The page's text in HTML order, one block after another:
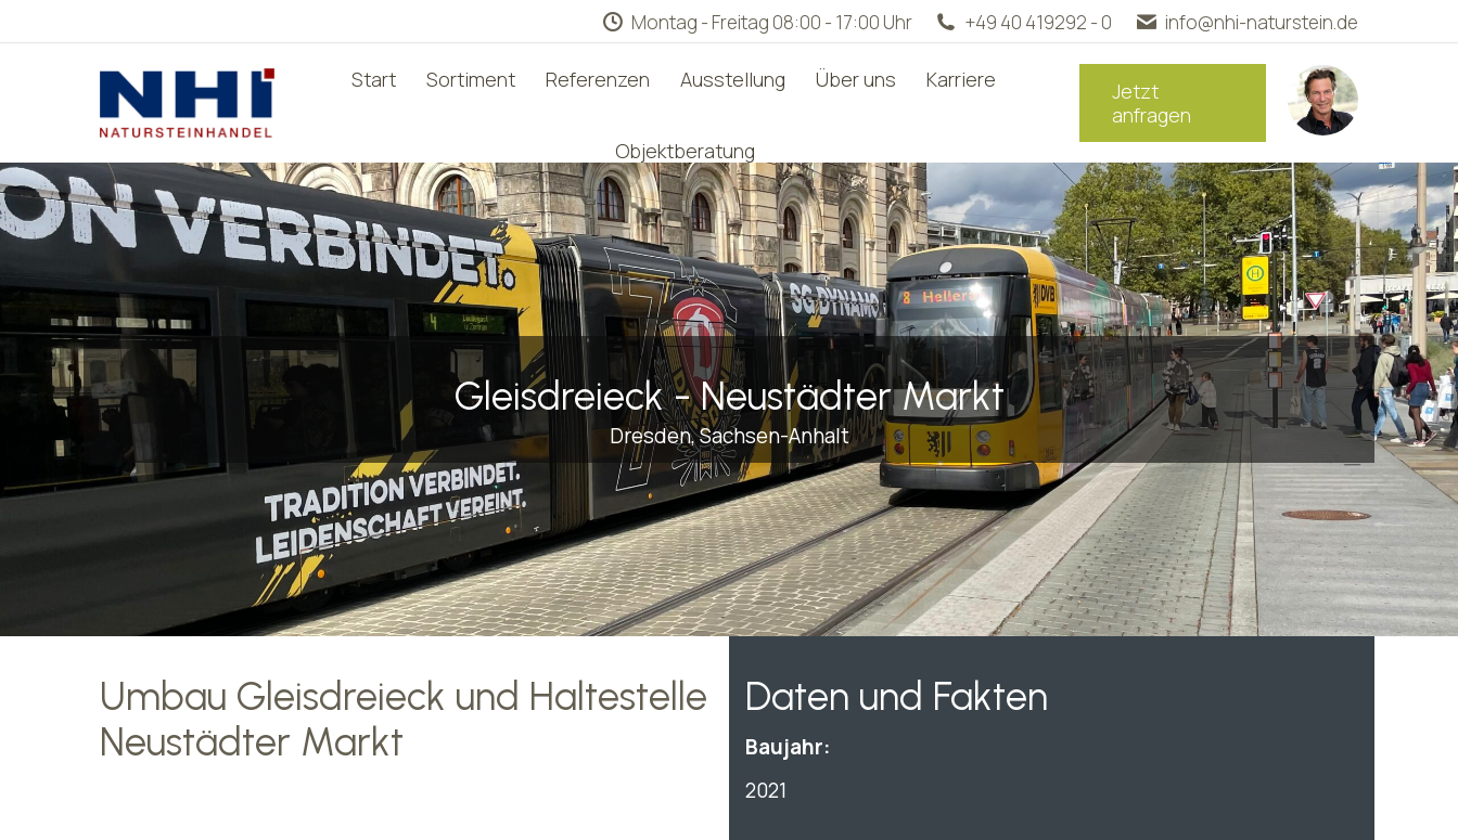
Montag - Freitag 08:00 - 17:00 Uhr +49 40 419292 - 0 info@nhi-naturstein.de
Start Sortiment Referenzen Ausstellung Über uns Karriere
Objektberatung
Jetzt
anfragen
Gleisdreieck - Neustädter Markt
Dresden, Sachsen-Anhalt
Umbau Gleisdreieck und Haltestelle
Neustädter Markt
Daten und Fakten
Baujahr:
2021